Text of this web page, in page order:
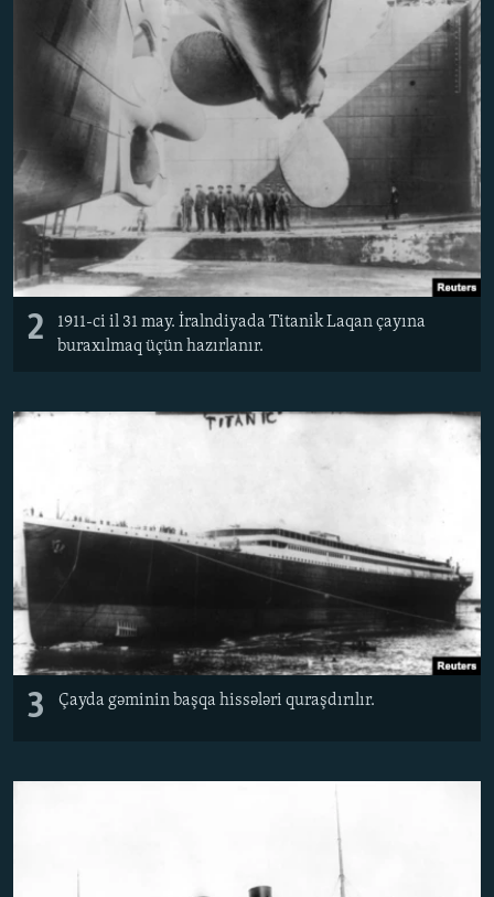
2
1911-ci il 31 may. İralndiyada Titanik Laqan çayına
buraxılmaq üçün hazırlanır.
3 Çayda gəminin başqa hissələri quraşdırılır.